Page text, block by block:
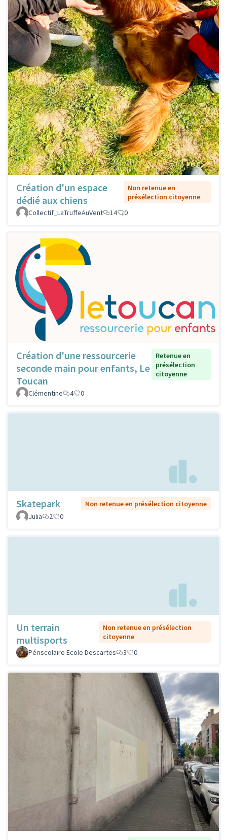
Création d'un espace
dédié aux chiens
Non retenue en
présélection citoyenne
Collectif_LaTruffeAuVent
14 0
Création d'une ressourcerie
seconde main pour enfants, Le
Toucan
Retenue en
présélection
citoyenne
Clémentine 4 0
Skatepark
Non retenue en présélection citoyenne
Julia
2 0
Un terrain
multisports
Non retenue en présélection
citoyenne
Périscolaire Ecole Descartes
3 0